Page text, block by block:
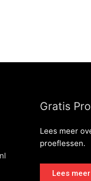
Gratis
Lees meer
proeflessen.
Lees meer